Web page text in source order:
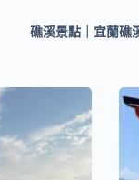
礁溪景點｜宜蘭礁